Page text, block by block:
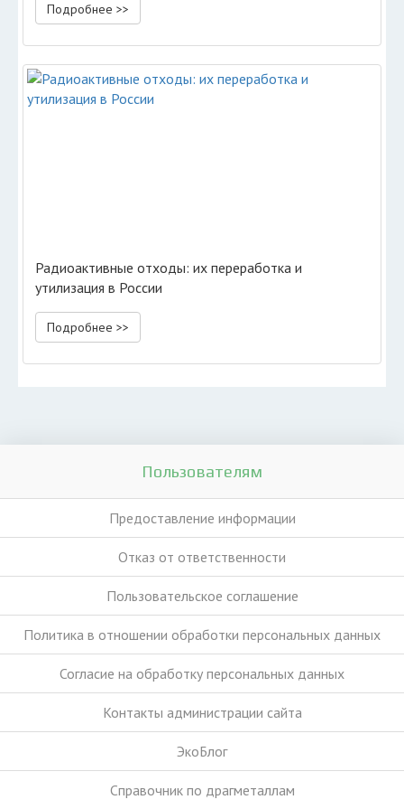
Подробнее >>
Радиоактивные отходы: их переработка и
утилизация в России
Подробнее >>
Пользователям
Предоставление информации
Отказ от ответственности
Пользовательское соглашение
Политика в отношении обработки персональных данных
Согласие на обработку персональных данных
Контакты администрации сайта
ЭкоБлог
Справочник по драгметаллам